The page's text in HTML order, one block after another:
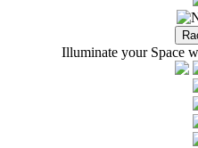
Illuminate your Space